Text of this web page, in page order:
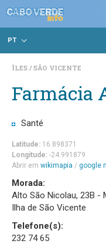
PT
ÎLES SÃO VICENTE
Farmácia
Santé
Latitude: 16.898371
Longitude: -24.991879
Abrir em wikimapia / google
Morada:
Alto São Nicolau, 23B -
Ilha de São Vicente
Telefone(s):
232 74 65